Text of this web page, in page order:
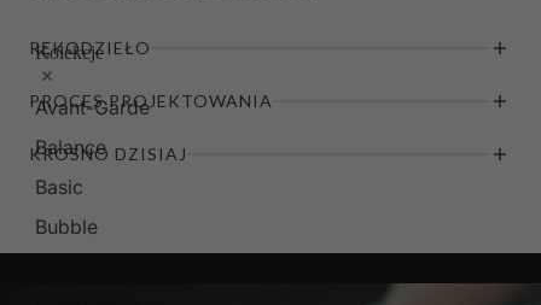
Kolekcje
Avant-Garde
Balance
Basic
Bubble
RĘKODZIEŁO
PROCES PROJEKTOWANIA
KROSNO DZISIAJ